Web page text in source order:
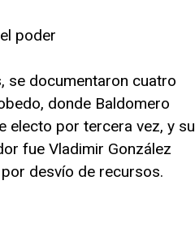
poder
se documentaron cuatro
donde Baldomero
electo por tercera vez, y su
fue Vladimir González
desvío de recursos.